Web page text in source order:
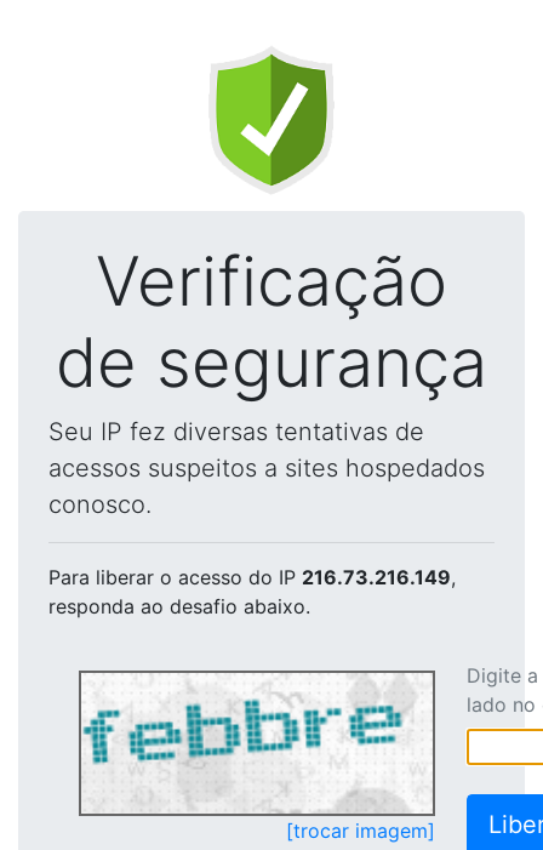
Verificação
de segurança
Seu IP fez diversas tentativas de
acessos suspeitos a sites hospedados
conosco.
Para liberar o acesso do IP 216.73.216.149,
responda ao desafio abaixo.
[trocar imagem]
Digite
lado no